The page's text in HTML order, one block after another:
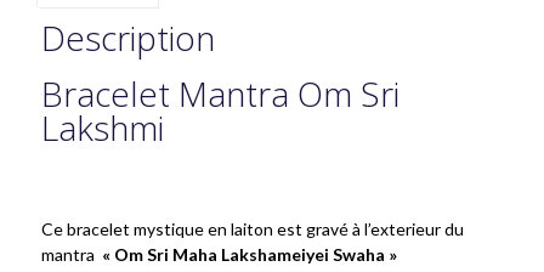
Description
Bracelet Mantra Om Sri
Lakshmi
Ce bracelet mystique en laiton est gravé à l’exterieur du
mantra « Om Sri Maha Lakshameiyei Swaha »